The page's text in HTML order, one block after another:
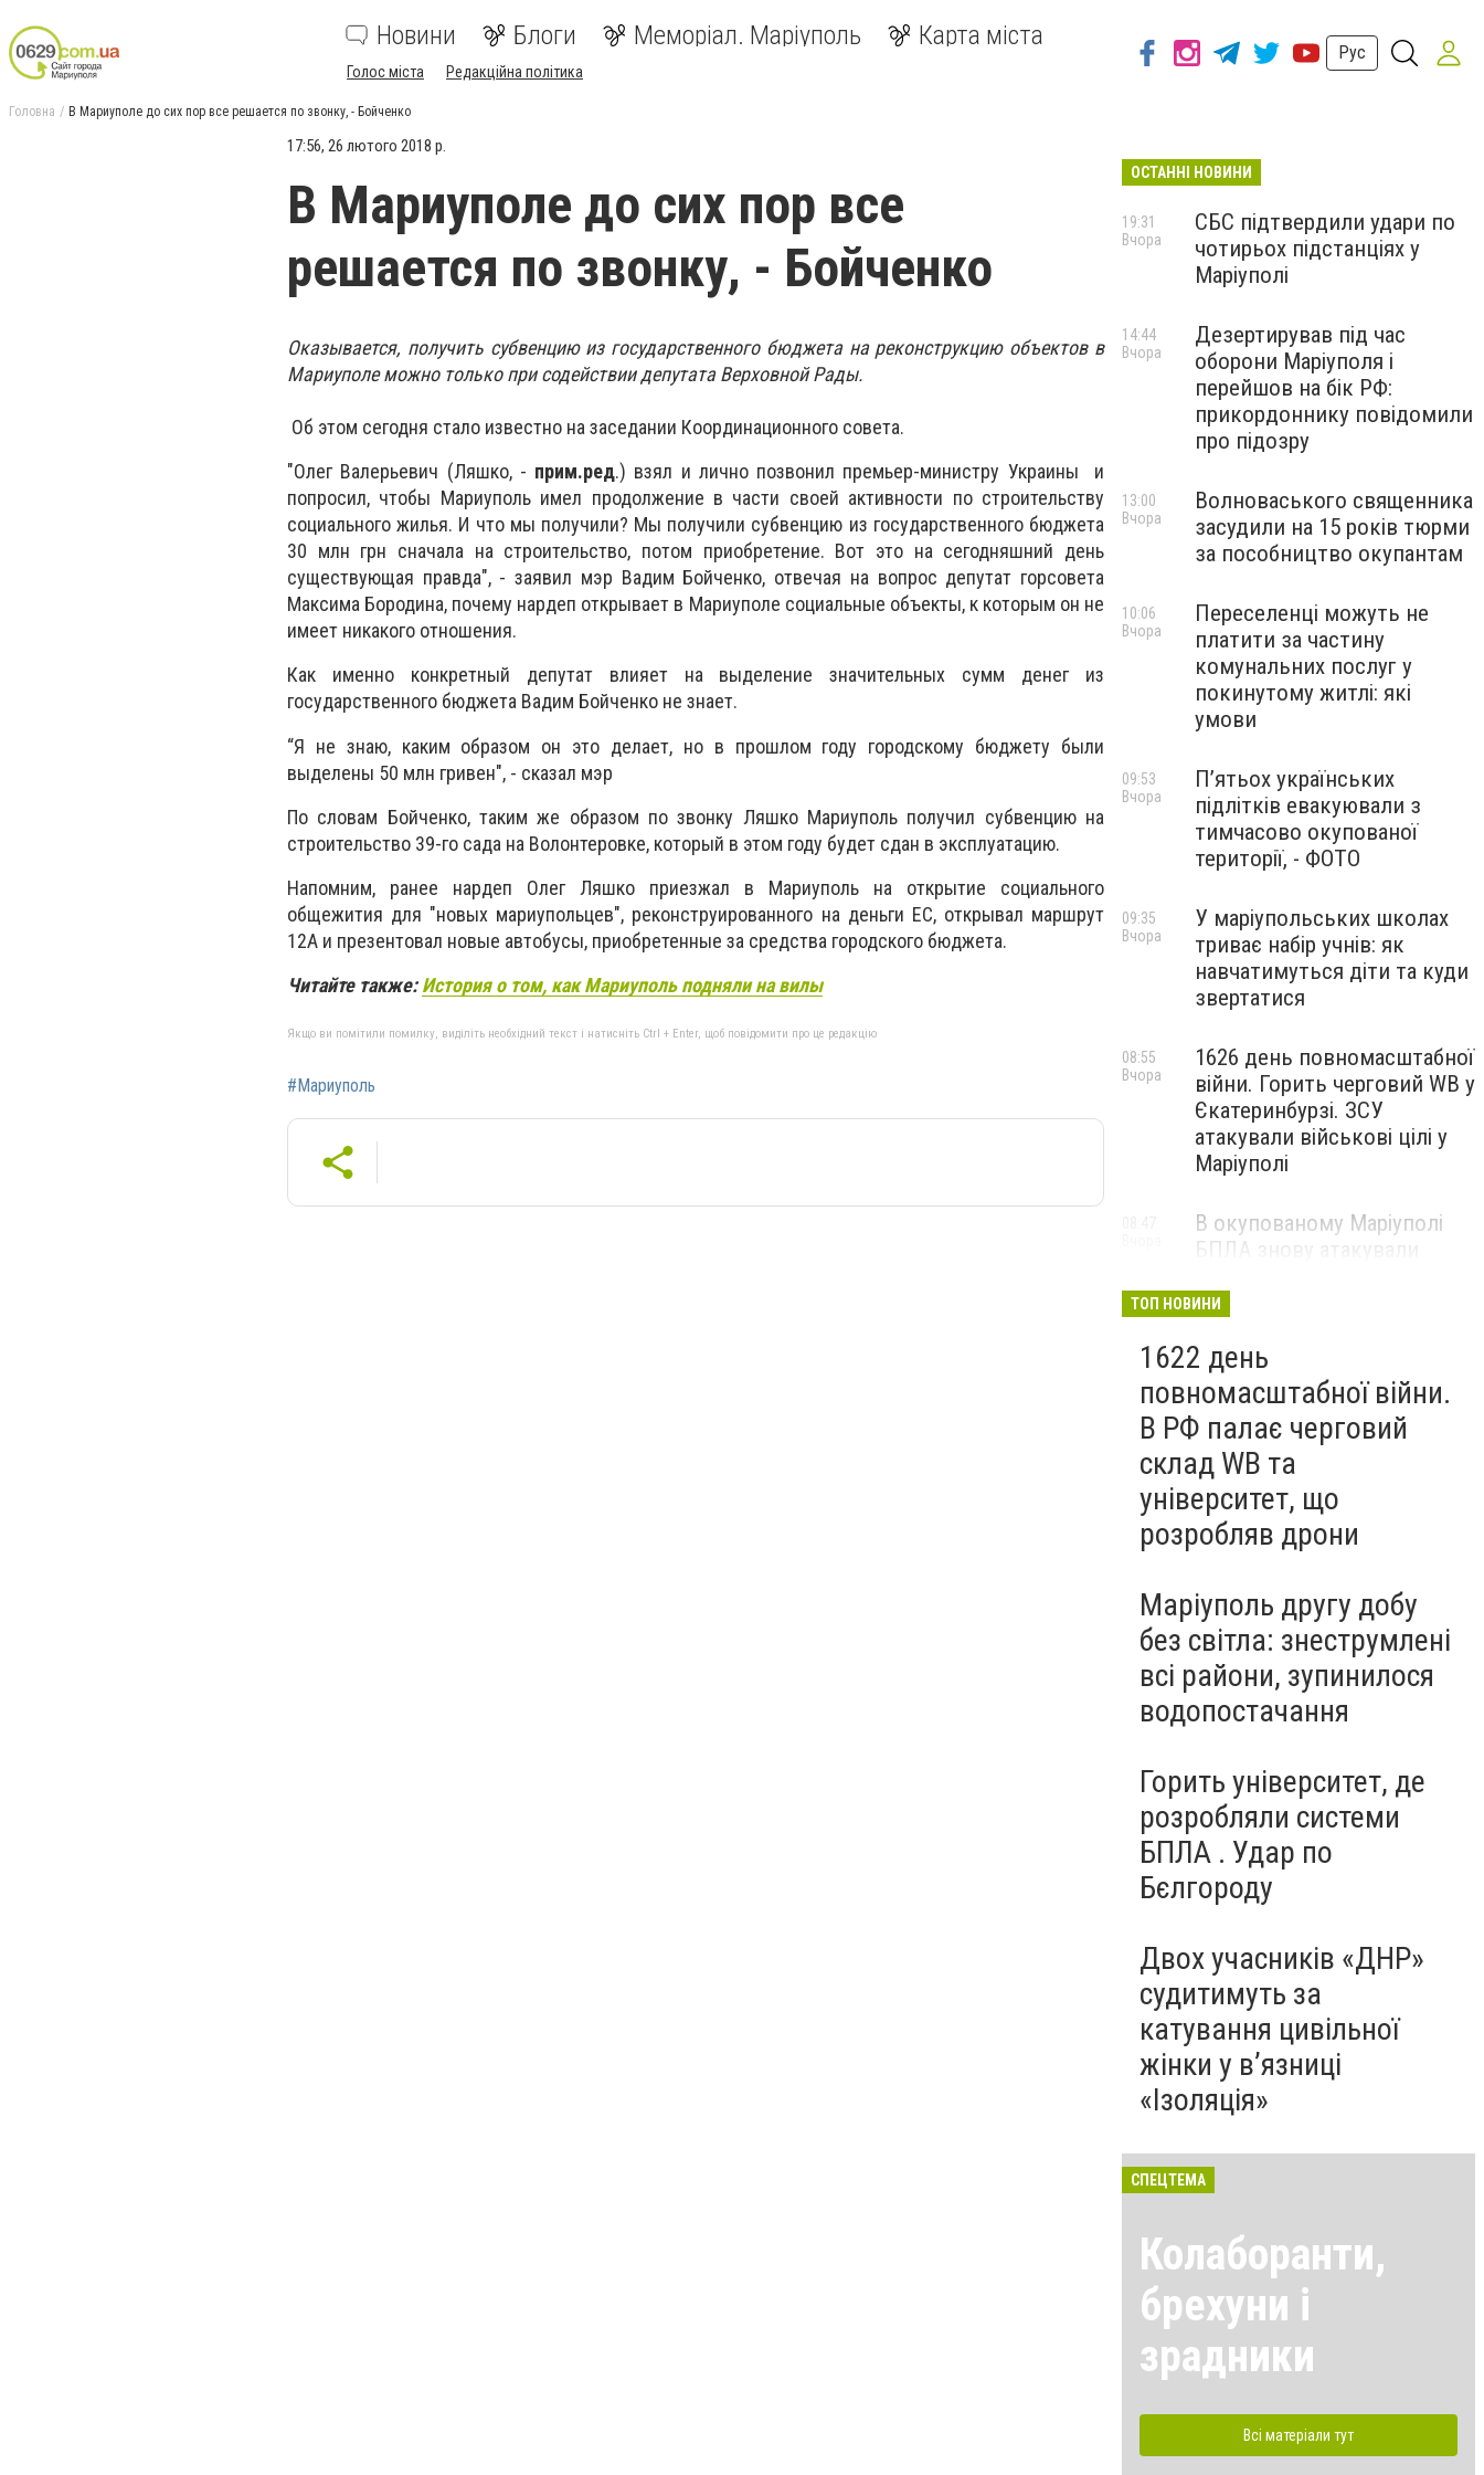
Новини Блоги Меморіал. Маріуполь Карта міста
Голос міста Редакційна політика
Рус
Головна В Мариуполе до сих пор все решается по звонку, - Бойченко
17:56, 26 лютого 2018 р.
В Мариуполе до сих пор все
решается по звонку, - Бойченко
Оказывается, получить субвенцию из государственного бюджета на реконструкцию объектов в
Мариуполе можно только при содействии депутата Верховной Рады.
Об этом сегодня стало известно на заседании Координационного совета.
"Олег Валерьевич (Ляшко, - прим.ред.) взял и лично позвонил премьер-министру Украины и
попросил, чтобы Мариуполь имел продолжение в части своей активности по строительству
социального жилья. И что мы получили? Мы получили субвенцию из государственного бюджета
30 млн грн сначала на строительство, потом приобретение. Вот это на сегодняшний день
существующая правда", - заявил мэр Вадим Бойченко, отвечая на вопрос депутат горсовета
Максима Бородина, почему нардеп открывает в Мариуполе социальные объекты, к которым он не
имеет никакого отношения.
Как именно конкретный депутат влияет на выделение значительных сумм денег из
государственного бюджета Вадим Бойченко не знает.
“Я не знаю, каким образом он это делает, но в прошлом году городскому бюджету были
выделены 50 млн гривен", - сказал мэр
По словам Бойченко, таким же образом по звонку Ляшко Мариуполь получил субвенцию на
строительство 39-го сада на Волонтеровке, который в этом году будет сдан в эксплуатацию.
Напомним, ранее нардеп Олег Ляшко приезжал в Мариуполь на открытие социального
общежития для "новых мариупольцев", реконструированного на деньги ЕС, открывал маршрут
12А и презентовал новые автобусы, приобретенные за средства городского бюджета.
Читайте также:История о том, как Мариуполь подняли на вилы
Якщо ви помітили помилку, виділіть необхідний текст і натисніть Ctrl + Enter, щоб повідомити про це редакцію
#Мариуполь
ОСТАННІ НОВИНИ
СБС підтвердили удари по
чотирьох підстанціях у
Маріуполі
19:31
Вчора
Дезертирував під час
оборони Маріуполя і
перейшов на бік РФ:
прикордоннику повідомили
про підозру
14:44
Вчора
Волноваського священника
засудили на 15 років тюрми
за пособництво окупантам
13:00
Вчора
Переселенці можуть не
платити за частину
комунальних послуг у
покинутому житлі: які
умови
10:06
Вчора
П’ятьох українських
підлітків евакуювали з
тимчасово окупованої
території, - ФОТО
09:53
Вчора
У маріупольських школах
триває набір учнів: як
навчатимуться діти та куди
звертатися
09:35
Вчора
1626 день повномасштабної
війни. Горить черговий WB у
Єкатеринбурзі. ЗСУ
атакували військові цілі у
Маріуполі
08:55
Вчора
В окупованому Маріуполі
БПЛА знову атакували
— ВІДЕО
ТОП НОВИНИ
1622 день
повномасштабної війни.
В РФ палає черговий
склад WB та
університет, що
розробляв дрони
Маріуполь другу добу
без світла: знеструмлені
всі райони, зупинилося
водопостачання
Горить університет, де
розробляли системи
БПЛА . Удар по
Бєлгороду
Двох учасників «ДНР»
судитимуть за
катування цивільної
жінки у в’язниці
«Ізоляція»
СПЕЦТЕМА
Колаборанти,
брехуни і
зрадники
Всі матеріали тут